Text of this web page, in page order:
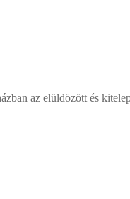
az elüldözött és